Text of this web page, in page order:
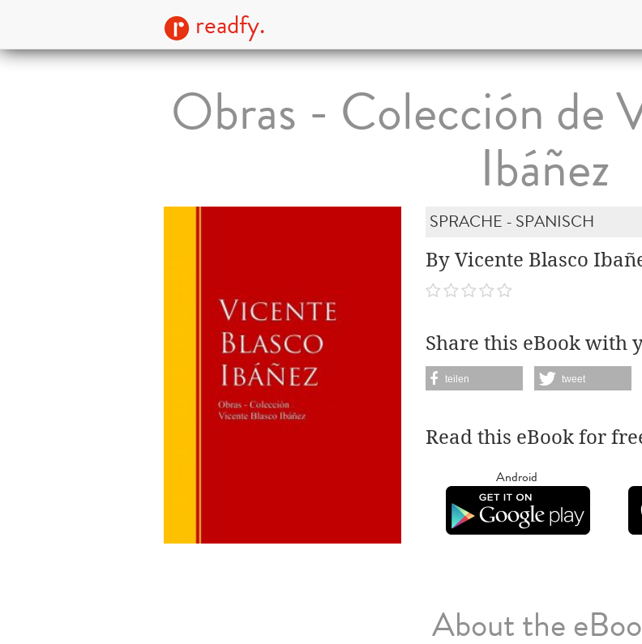
readfy.
Obras - Colección de
Ibáñez
SPRACHE - SPANISCH
By Vicente Blasco
Share this eBook with
teilen tweet
Read this eBook for
Android
About the